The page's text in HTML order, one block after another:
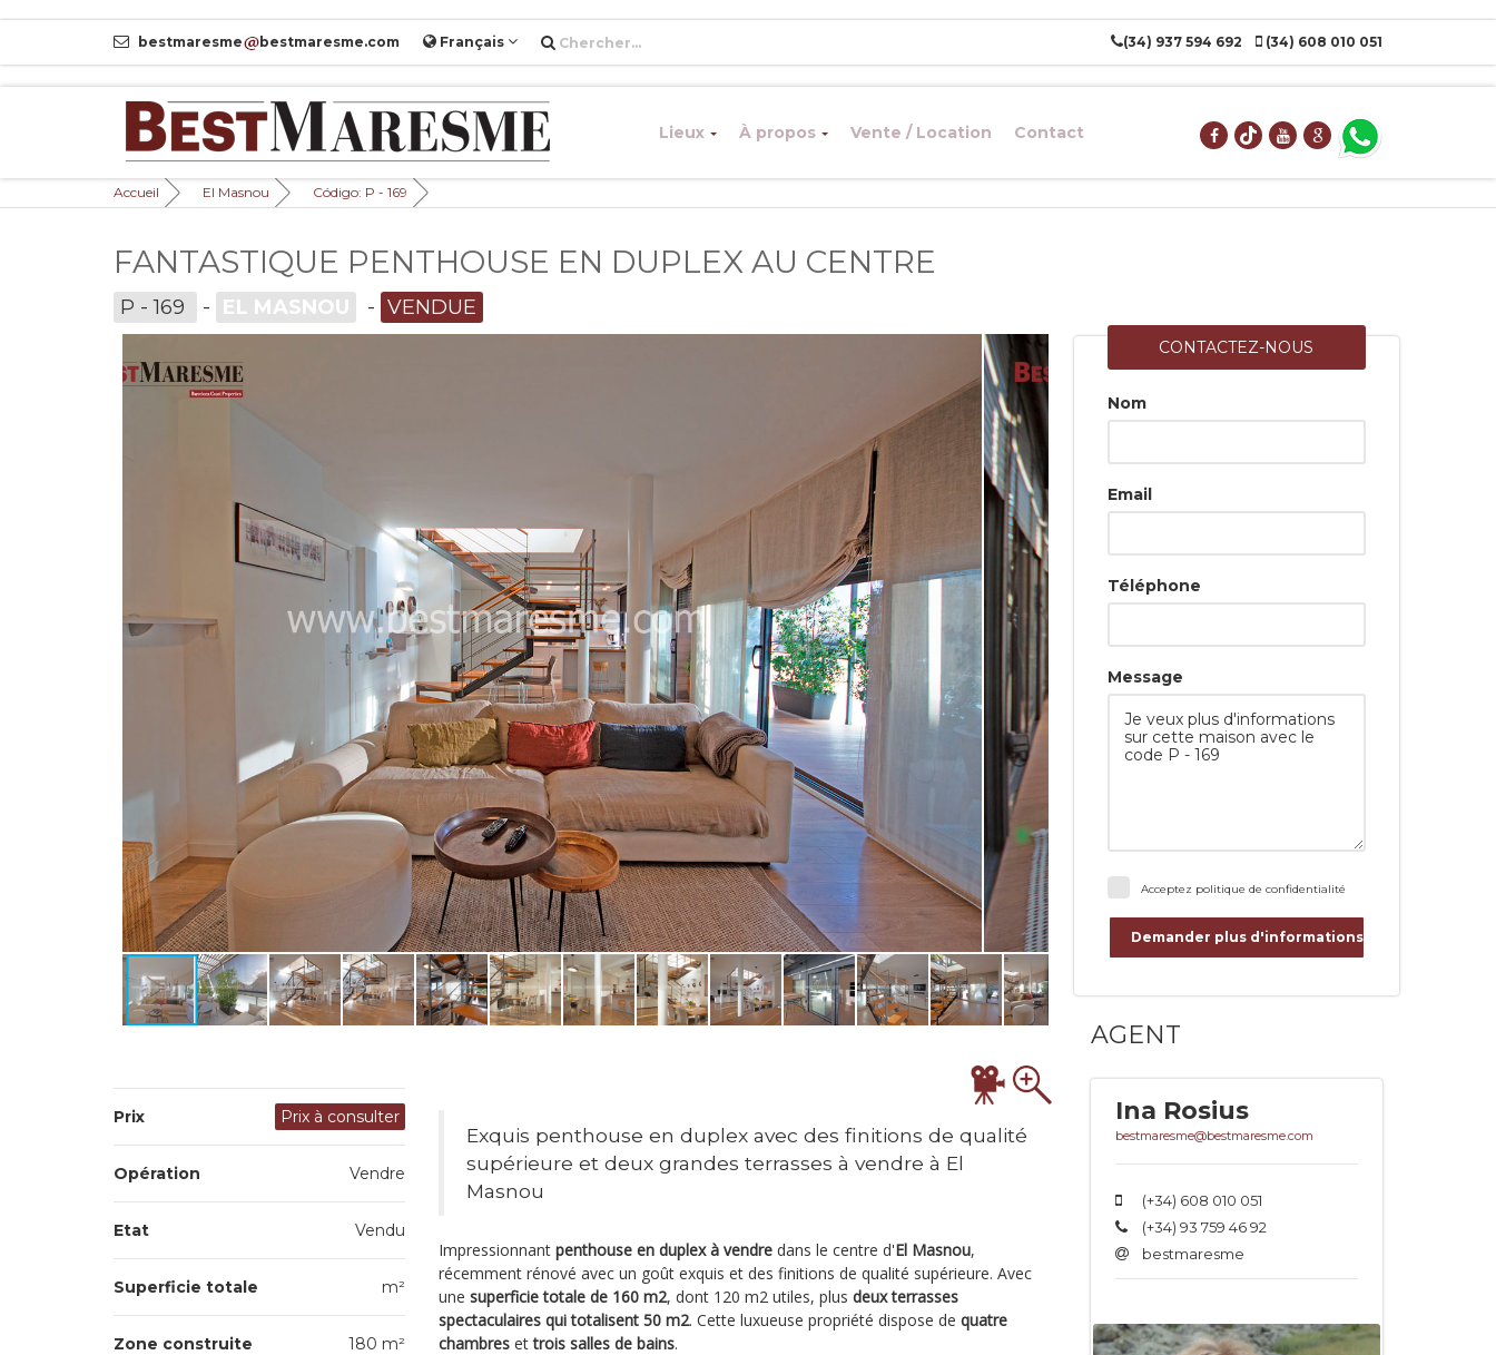
bestmaresme bestmaresme.com Français (34) 937 594 692 (34) 608 010 051
Lieux À propos Vente / Location Contact
Accueil El Masnou Código: P - 169
FANTASTIQUE PENTHOUSE EN DUPLEX AU CENTRE
P - 169 - EL MASNOU - VENDUE
Prix Prix à consulter
Opération Vendre
Etat Vendu
Superficie totale m²
Zone construite 180 m²
Exquis penthouse en duplex avec des finitions de qualité
supérieure et deux grandes terrasses à vendre à El
Masnou
Impressionnantpenthouse en duplex à vendre dans le centre d'El Masnou,
récemment rénové avec un goût exquis et des finitions de qualité supérieure. Avec
unesuperficie totale de 160 m2, dont 120 m2 utiles, plusdeux terrasses
spectaculaires qui totalisent 50 m2. Cette luxueuse propriété dispose dequatre
chambres ettrois salles de bains.
CONTACTEZ-NOUS
Nom
Email
Téléphone
Message
Acceptez politique de confidentialité
Demander plus d'informations
AGENT
Ina Rosius
bestmaresme@bestmaresme.com
(+34) 608 010 051
(+34) 93 759 46 92
bestmaresme